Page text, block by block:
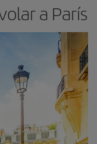
a París